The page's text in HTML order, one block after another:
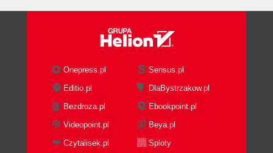
Onepress.pl
Sensus.pl
Editio.pl
DlaBystrzakow.pl
Bezdroza.pl
Ebookpoint.pl
Videopoint.pl
Beya.pl
Czytalisek.pl
Sploty